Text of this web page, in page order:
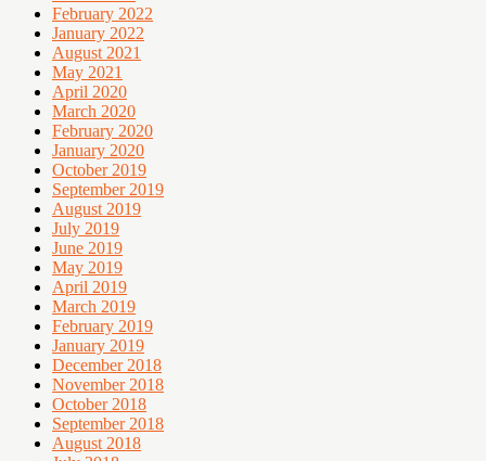
February 2022
January 2022
August 2021
May 2021
April 2020
March 2020
February 2020
January 2020
October 2019
September 2019
August 2019
July 2019
June 2019
May 2019
April 2019
March 2019
February 2019
January 2019
December 2018
November 2018
October 2018
September 2018
August 2018